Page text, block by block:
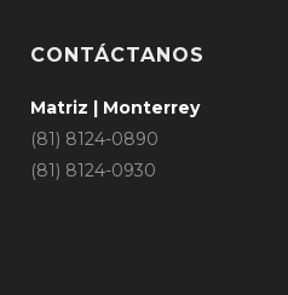
CONTÁCTANOS
Matriz | Monterrey
(81) 8124-0890
(81) 8124-0930